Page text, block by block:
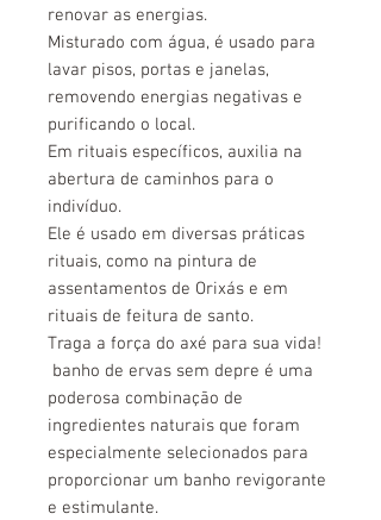
renovar as energias.
Misturado com água, é usado para
lavar pisos, portas e janelas,
removendo energias negativas e
purificando o local.
Em rituais específicos, auxilia na
abertura de caminhos para o
indivíduo.
Ele é usado em diversas práticas
rituais, como na pintura de
assentamentos de Orixás e em
rituais de feitura de santo.
Traga a força do axé para sua vida!
banho de ervas sem depre é uma
poderosa combinação de
ingredientes naturais que foram
especialmente selecionados para
proporcionar um banho revigorante
e estimulante.